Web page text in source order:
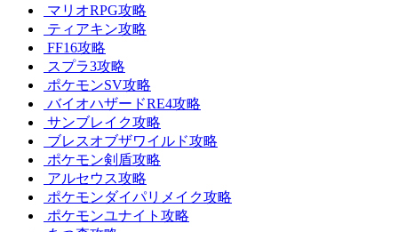
マリオRPG攻略
ティアキン攻略
FF16攻略
スプラ3攻略
ポケモンSV攻略
バイオハザードRE4攻略
サンブレイク攻略
ブレスオブザワイルド攻略
ポケモン剣盾攻略
アルセウス攻略
ポケモンダイパリメイク攻略
ポケモンユナイト攻略